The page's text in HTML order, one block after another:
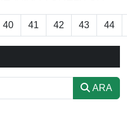
40 41 42 43 44
ARA